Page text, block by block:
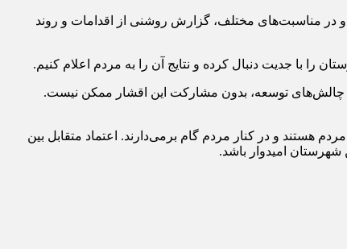
در مناسبت‌های مختلف، گزارش روشنی از اقدامات و روند
با جدیت دنبال کرده و نتایج آن را به مردم اعلام کنیم.
چالش‌های توسعه، بدون مشارکت این اقشار ممکن نیست.
هستند و در کنار مردم گام برمی‌دارند. اعتماد متقابل بین
امیدوار باشد.